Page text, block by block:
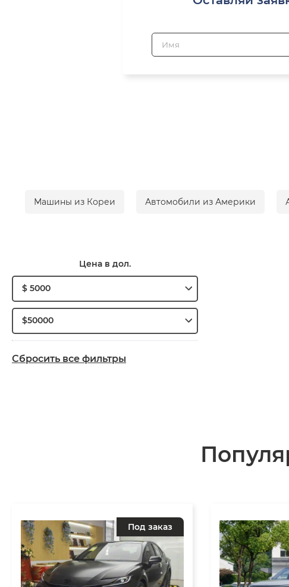
Машины из Кореи Автомобили из Америки
Цена в дол.
$ 5000
$50000
Сбросить все фильтры
Под заказ